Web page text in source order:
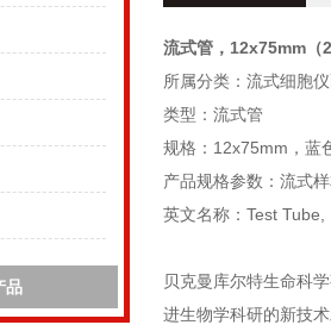
品
流式管，12x75mm（
所属分类：流式细胞
类型：流式管
规格：12x75mm，蓝
产品规格参数：流式
英文名称：Test
贝克曼库尔特生命科
进生物学科研的新技